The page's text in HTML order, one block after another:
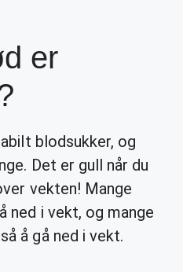
er
blodsukker, og
Det er gull når du
vekten! Mange
ned i vekt, og mange
å gå ned i vekt.